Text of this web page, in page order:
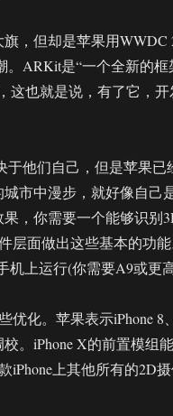
，但却是苹果用WWDC
ARKit是“一个全新的框
这也就是说，有了它，
他们自己，但是苹果已
市中漫步，就好像自己
，你需要一个能够识别
层面做出这些基本的功
上运行(你需要A9或更高
化。苹果表示iPhone 8
。iPhone X的前置模组
iPhone上其他所有的2D